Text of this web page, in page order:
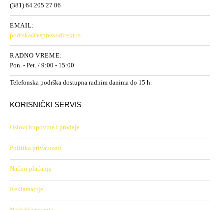
(381) 64 205 27 06
EMAIL:
podrska@espressodirekt.rs
RADNO VREME:
Pon. - Pet. / 9:00 - 15:00
Telefonska podrška dostupna radnim danima do 15 h.
KORISNIČKI SERVIS
Uslovi kupovine i prodaje
Politika privatnosti
Načini plaćanja
Reklamacije